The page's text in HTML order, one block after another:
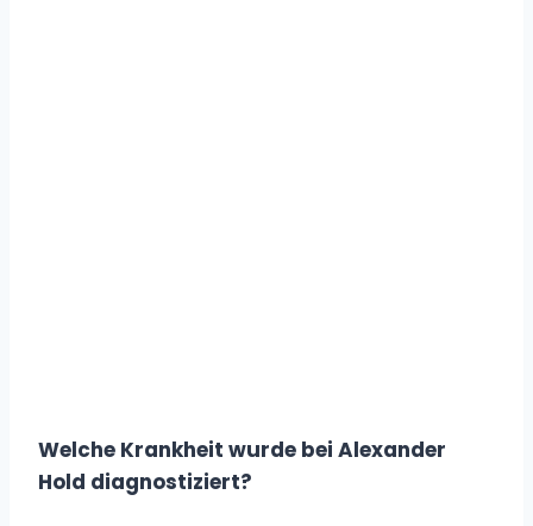
Welche Krankheit wurde bei Alexander
Hold diagnostiziert?